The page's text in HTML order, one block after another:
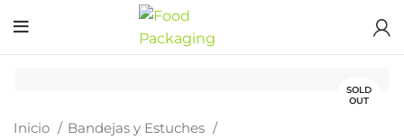
SOLD
OUT
Inicio
Bandejas y Estuches